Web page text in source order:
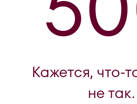
Кажется, что-
не так.